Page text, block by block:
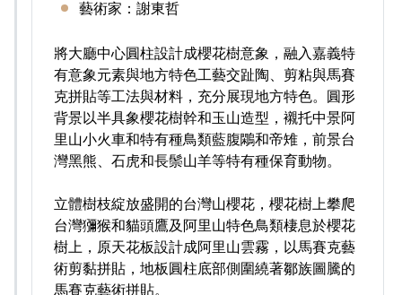
藝術家：謝東哲
將大廳中心圓柱設計成櫻花樹意象，融入嘉義特
有意象元素與地方特色工藝交趾陶、剪粘與馬賽
克拼貼等工法與材料，充分展現地方特色。圓形
背景以半具象櫻花樹幹和玉山造型，襯托中景阿
里山小火車和特有種鳥類藍腹鷴和帝雉，前景台
灣黑熊、石虎和長鬃山羊等特有種保育動物。
立體樹枝綻放盛開的台灣山櫻花，櫻花樹上攀爬
台灣獼猴和貓頭鷹及阿里山特色鳥類棲息於櫻花
樹上，原天花板設計成阿里山雲霧，以馬賽克藝
術剪黏拼貼，地板圓柱底部側圍繞著鄒族圖騰的
馬賽克藝術拼貼。